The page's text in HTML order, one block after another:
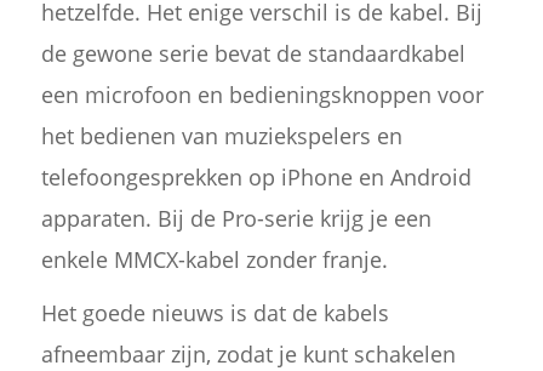
hetzelfde. Het enige verschil is de kabel. Bij
de gewone serie bevat de standaardkabel
een microfoon en bedieningsknoppen voor
het bedienen van muziekspelers en
telefoongesprekken op iPhone en Android
apparaten. Bij de Pro-serie krijg je een
enkele MMCX-kabel zonder franje.
Het goede nieuws is dat de kabels
afneembaar zijn, zodat je kunt schakelen